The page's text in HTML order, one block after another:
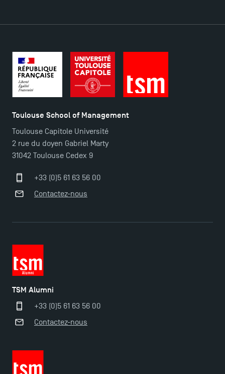
Ouverture des candidatures pour le Doctoral
Toulouse School of Management
Toulouse Capitole Université
2 rue du doyen Gabriel Marty
31042 Toulouse Cedex 9
+33 (0)5 61 63 56 00
Contactez-nous
TSM Alumni
+33 (0)5 61 63 56 00
Contactez-nous